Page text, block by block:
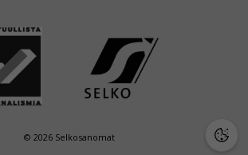
© 2026 Selkosanomat